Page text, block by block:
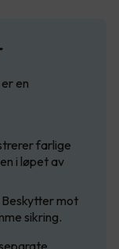
en
farlige
i løpet av
Beskytter mot
sikring.